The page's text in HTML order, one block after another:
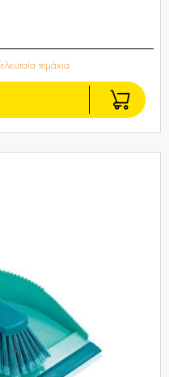
Τελευταία τεμάχια